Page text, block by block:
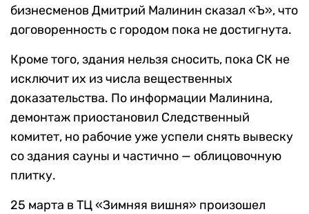
бизнесменов Дмитрий Малинин сказал «Ъ», что
договоренность с городом пока не достигнута.
Кроме того, здания нельзя сносить, пока СК не
исключит их из числа вещественных
доказательства. По информации Малинина,
демонтаж приостановил Следственный
комитет, но рабочие уже успели снять вывеску
со здания сауны и частично — облицовочную
плитку.
25 марта в ТЦ «Зимняя вишня» произошел